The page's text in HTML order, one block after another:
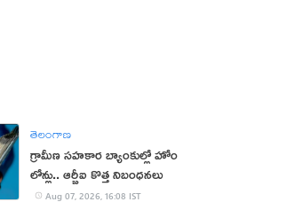
తెలంగాణ
గ్రామీణ సహకార బ్యాంకుల్లో హోం
లోన్లు.. ఆర్బీఐ కొత్త నిబంధనలు
Aug 07, 2026, 16:08 IST